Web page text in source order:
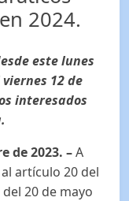
2024.
este lunes
12 de
interesados
de 2023. –A
artículo 20 del
20 de mayo